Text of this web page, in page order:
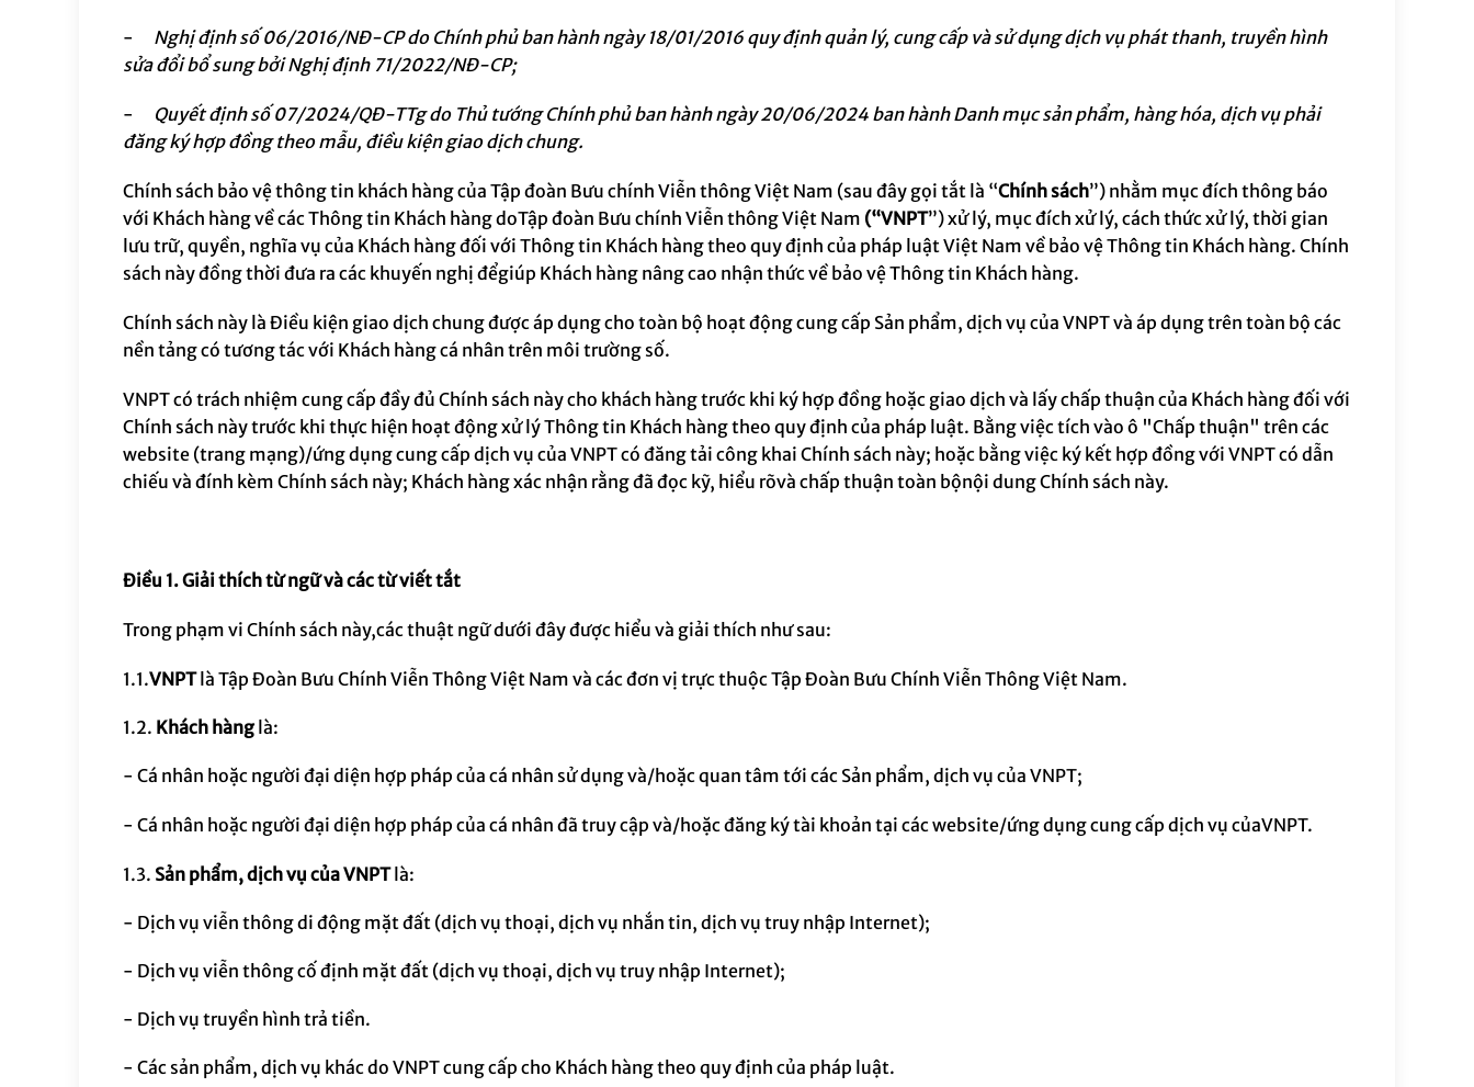
-
Nghị định số 06/2016/NĐ-CP do Chính phủ ban hành ngày 18/01/2016 quy định quản lý, cung cấp và sử dụng dịch vụ phát thanh, truyền hình
sửa đổi bổ sung bởi Nghị định 71/2022/NĐ-CP;
-
Quyết định số 07/2024/QĐ-TTg do Thủ tướng Chính phủ ban hành ngày 20/06/2024 ban hành Danh mục sản phẩm, hàng hóa, dịch vụ phải
đăng ký hợp đồng theo mẫu, điều kiện giao dịch chung.
Chính sách bảo vệ thông tin khách hàngcủa Tập đoàn Bưu chính Viễn thông Việt Nam (sau đây gọi tắt là “Chính sách”) nhằm mục đích thông báo
với Khách hàng về các Thông tin Khách hàng doTập đoàn Bưu chính Viễn thông Việt Nam (“VNPT”) xử lý, mục đích xử lý, cách thức xử lý, thời gian
lưu trữ, quyền, nghĩa vụ của Khách hàng đối với Thông tin Khách hàng theo quy định của pháp luật Việt Nam về bảo vệ Thông tin Khách hàng. Chính
sách này đồng thời đưa ra các khuyến nghị đểgiúp Khách hàng nâng cao nhận thứcvề bảo vệ Thông tin Khách hàng.
Chính sách này là Điều kiện giao dịch chung được áp dụng cho toàn bộ hoạt động cung cấp Sản phẩm, dịch vụ của VNPT và áp dụng trên toàn bộ các
nền tảng có tương tác với Khách hàng cá nhân trên môi trường số.
VNPT có trách nhiệm cung cấp đầy đủ Chính sách này cho khách hàng trước khi ký hợp đồng hoặc giao dịch và lấy chấp thuận của Khách hàng đối với
Chính sách này trước khi thực hiện hoạt động xử lý Thông tin Khách hàng theo quy định của pháp luật. Bằng việc tích vào ô "Chấp thuận" trên các
website (trang mạng)/ứng dụng cung cấp dịch vụ của VNPT có đăng tải công khai Chính sách này; hoặc bằng việc ký kết hợp đồng với VNPT có dẫn
chiếu và đính kèm Chính sách này; Khách hàng xác nhận rằng đã đọc kỹ, hiểu rõvà chấp thuận toàn bộnội dungChính sách này.
Điều 1.Giải thích từ ngữ và các từ viết tắt
Trong phạm vi Chính sách này,các thuật ngữ dưới đây được hiểu và giải thích như sau:
1.1.VNPTlà Tập Đoàn Bưu Chính Viễn Thông Việt Nam và các đơn vị trực thuộcTập Đoàn Bưu Chính Viễn Thông Việt Nam.
1.2. Khách hàng là:
- Cá nhân hoặc người đại diện hợp pháp của cá nhân sử dụng và/hoặc quan tâm tới các Sản phẩm, dịch vụ của VNPT;
- Cá nhân hoặc người đại diện hợp pháp của cá nhân đã truy cập và/hoặc đăng ký tài khoản tại các website/ứng dụng cung cấp dịch vụ củaVNPT.
1.3. Sản phẩm, dịch vụ của VNPTlà:
- Dịch vụ viễn thông di động mặt đất (dịch vụ thoại, dịch vụ nhắn tin, dịch vụ truy nhập Internet);
- Dịch vụ viễn thông cố định mặt đất (dịch vụ thoại, dịch vụ truy nhập Internet);
- Dịch vụ truyền hình trả tiền.
- Các sản phẩm, dịch vụ khác do VNPTcung cấp cho Khách hàng theo quy định của pháp luật.